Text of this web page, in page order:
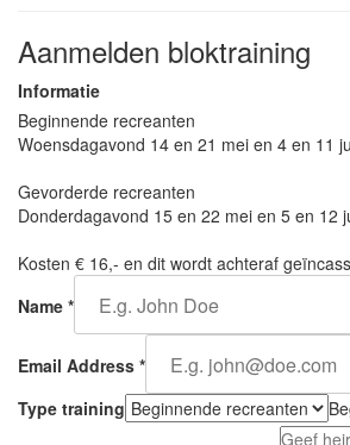
Aanmelden bloktraining
Informatie
Beginnende recreanten
Woensdagavond 14 en 21 mei en 4 en 11
Gevorderde recreanten
Donderdagavond 15 en 22 mei en 5 en 12
Kosten € 16,- en dit wordt achteraf
Name *
Email Address *
Type training